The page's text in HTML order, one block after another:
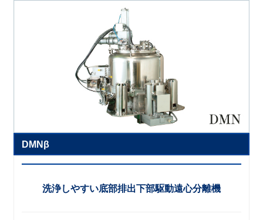
DMNβ
洗浄しやすい底部排出下部駆動遠心分離機